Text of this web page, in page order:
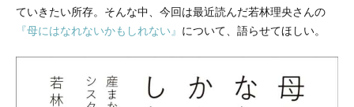
ていきたい所存。そんな中、今回は最近読んだ若林理央さんの
『母にはなれないかもしれない』 について、語らせてほしい。